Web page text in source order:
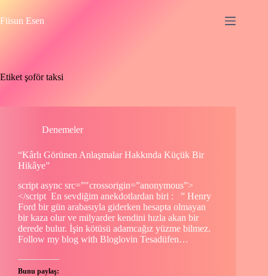
to
content
Füsun Esen
Etiket şoför taksi
Denemeler
“Kârlı Görünen Anlaşmalar Hakkında Küçük Bir
Hikâye”
script async src=”″crossorigin=”anonymous”>
</script En sevdiğim anekdotlardan biri : ” Henry
Ford bir gün arabasıyla giderken hesapta olmayan
bir kaza olur ve milyarder kendini hızla akan bir
derede bulur. İşin kötüsü adamcağız yüzme bilmez.
Follow my blog with Bloglovin Tesadüfen…
Bunu paylaş: